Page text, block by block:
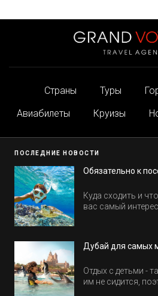
Страны Туры
Авиабилеты
Круизы
ПОСЛЕДНИЕ НОВОСТИ
Обязательно к
Куда сходить и
вас самый
Дубай для самых
Отдых с детьми -
им не сидится,